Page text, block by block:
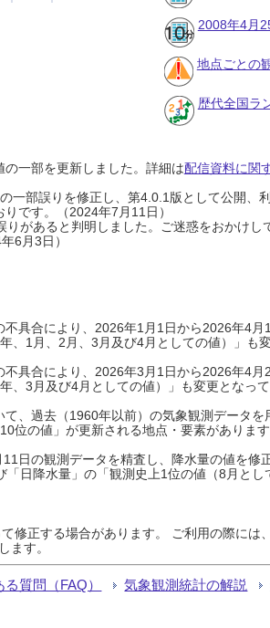
2008年4月
地点ごとの
歴代全国ラ
一部を更新しました。詳細は配信資料に関
一部誤りを修正し、第4.0.1版として公開、
りです。（2024年7月11日）
があると判明しました。ご迷惑をおかけし
6月3日）
具合により、2026年1月1日から2026年4
、1月、2月、3月及び4月としての値）」も
具合により、2026年3月1日から2026年4
、3月及び4月としての値）」も変更となっ
、過去（1960年以前）の気象観測データ
位の値」が更新される地点・要素がありま
日の観測データを精査し、降水量の値を修
「日降水量」の「観測史上1位の値（8月と
修正する場合があります。 ご利用の際には
ます。
る質問（FAQ） 気象観測統計の解説